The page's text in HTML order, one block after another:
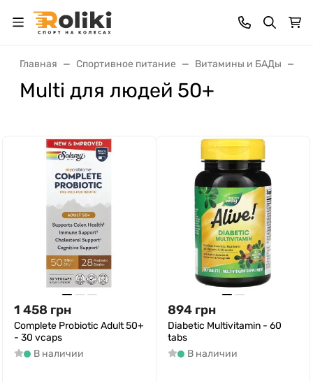
Главная Спортивное питание Витамины и БАДы
Multi для людей 50+
1 458 грн
Complete Probiotic Adult 50+
- 30 vcaps
В наличии
894 грн
Diabetic Multivitamin - 60
tabs
В наличии